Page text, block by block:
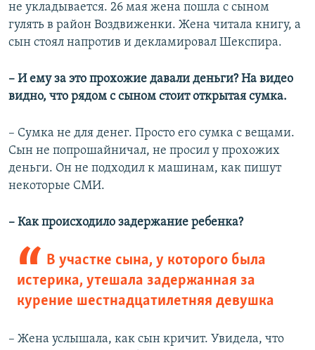
не укладывается. 26 мая жена пошла с сыном
гулять в район Воздвиженки. Жена читала книгу, а
сын стоял напротив и декламировал Шекспира.
– И ему за это прохожие давали деньги? На видео
видно, что рядом с сыном стоит открытая сумка.
– Сумка не для денег. Просто его сумка с вещами.
Сын не попрошайничал, не просил у прохожих
деньги. Он не подходил к машинам, как пишут
некоторые СМИ.
– Как происходило задержание ребенка?
В участке сына, у которого была
истерика, утешала задержанная за
курение шестнадцатилетняя девушка
– Жена услышала, как сын кричит. Увидела, что